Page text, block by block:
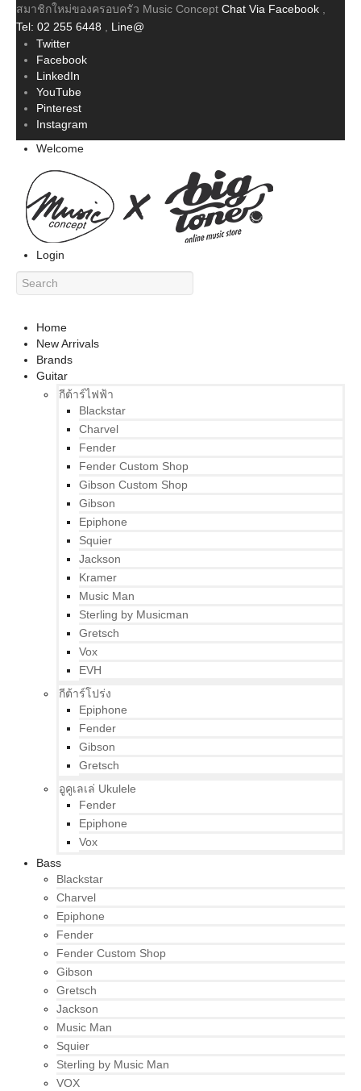
สมาชิกใหม่ของครอบครัว Music Concept Chat Via Facebook
Tel: 02 255 6448
Line@
Twitter
Facebook
LinkedIn
YouTube
Pinterest
Instagram
Welcome
Login
Home
New Arrivals
Brands
Guitar
กีต้าร์ไฟฟ้า
Blackstar
Charvel
Fender
Fender Custom Shop
Gibson Custom Shop
Gibson
Epiphone
Squier
Jackson
Kramer
Music Man
Sterling by Musicman
Gretsch
Vox
EVH
กีต้าร์โปร่ง
Epiphone
Fender
Gibson
Gretsch
อูคูเลเล่ Ukulele
Fender
Epiphone
Vox
Bass
Blackstar
Charvel
Epiphone
Fender
Fender Custom Shop
Gibson
Gretsch
Jackson
Music Man
Squier
Sterling by Music Man
VOX